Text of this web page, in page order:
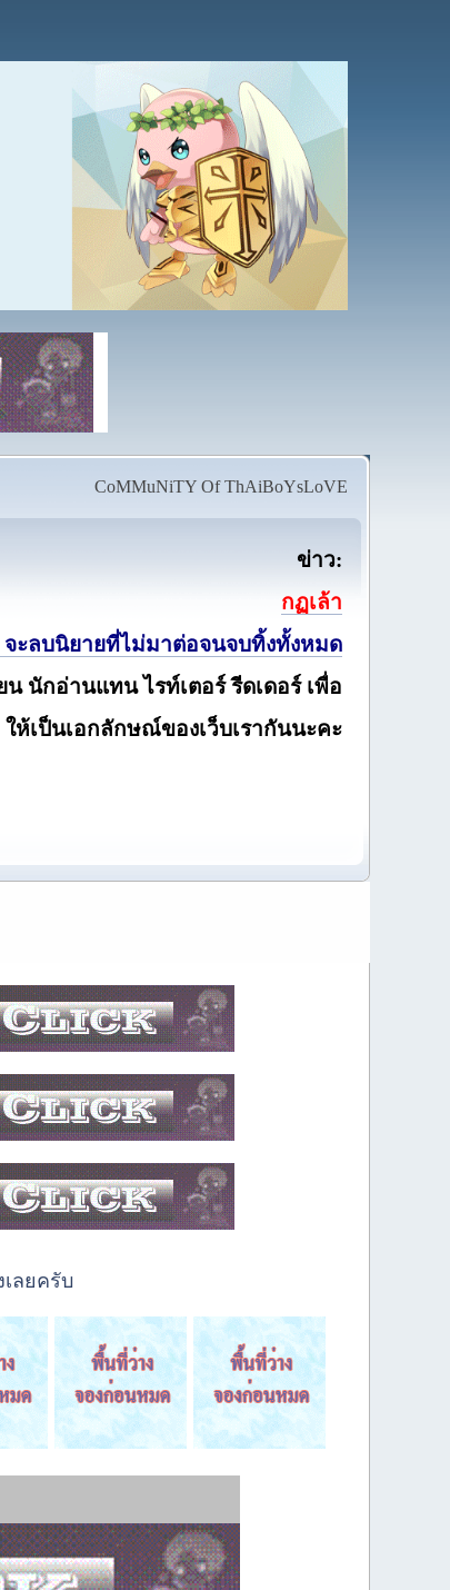
CoMMuNiTY Of ThAiBoYsLoVE
ข่าว:
กฏเล้า
จะลบนิยายที่ไม่มาต่อจนจบทิ้งทั้งหมด
น นักอ่านแทน ไรท์เตอร์ รีดเดอร์ เพื่อ
ให้เป็นเอกลักษณ์ของเว็บเรากันนะคะ
เลยครับ